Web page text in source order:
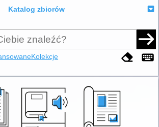
Katalog zbiorów
Kolekcje